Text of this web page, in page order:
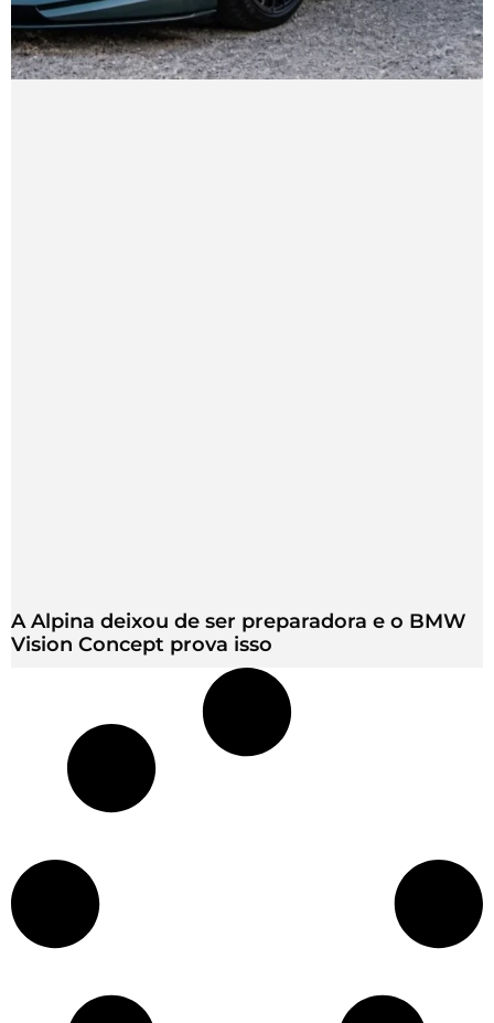
A Alpina deixou de ser preparadora e o BMW
Vision Concept prova isso